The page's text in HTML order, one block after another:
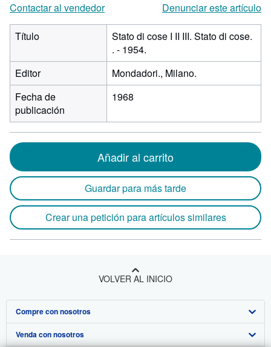
Contactar al vendedor
Denunciar este artículo
Título
Stato di cose I II III. Stato di cose.
. - 1954.
Editor
Mondadori., Milano.
Fecha de
publicación
1968
Añadir al carrito
Guardar para más tarde
Crear una petición para artículos similares
VOLVER AL INICIO
Compre con nosotros
Búsqueda avanzada
Venda con nosotros